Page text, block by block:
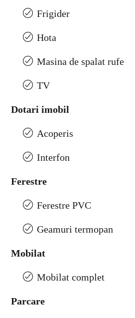
Frigider
Hota
Masina de spalat rufe
TV
Dotari imobil
Acoperis
Interfon
Ferestre
Ferestre PVC
Geamuri termopan
Mobilat
Mobilat complet
Parcare